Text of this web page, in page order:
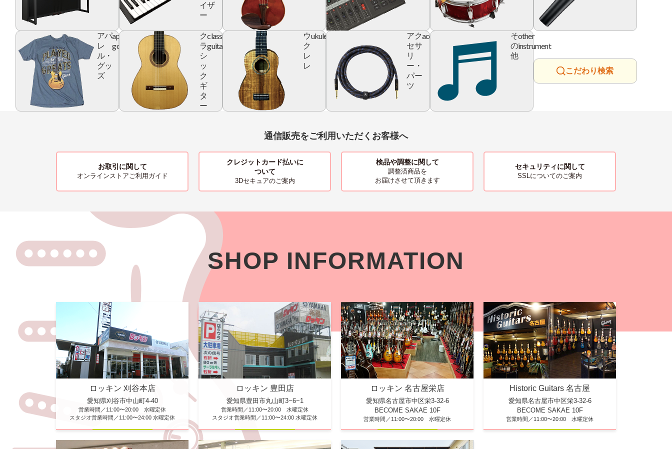
イザ
ー
アパ
レ
ル・
グッ
ズ
apparel
goods
ク
ラ
シ
ッ
ク
ギ
タ
ー
classic
guitar
ウ
ク
レ
レ
ukulele
アク
セサ
リ
ー・
パー
ツ
accessory
そ
の
他
other
instrument
こだわり検索
通信販売をご利用いただくお客様へ
お取引に関して
オンラインストアご利用ガイド
クレジットカード払いに
ついて
3Dセキュアのご案内
検品や調整に関して
調整済商品を
お届けさせて頂きます
セキュリティに関して
SSLについてのご案内
SHOP INFORMATION
ロッキン 刈谷本店
愛知県刈谷市中山町4-40
営業時間／11:00〜20:00 水曜定休
スタジオ営業時間／11:00〜24:00 水曜定休
ロッキン 豊田店
愛知県豊田市丸山町3−6−1
営業時間／11:00〜20:00 水曜定休
スタジオ営業時間／11:00〜24:00 水曜定休
ロッキン 名古屋栄店
愛知県名古屋市中区栄3-32-6
BECOME SAKAE 10F
営業時間／11:00〜20:00 水曜定休
Historic Guitars 名古屋
愛知県名古屋市中区栄3-32-6
BECOME SAKAE 10F
営業時間／11:00〜20:00 水曜定休